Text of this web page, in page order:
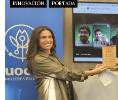
INNOVACIÓN PORTADA